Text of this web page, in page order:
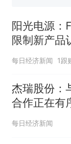
阳光电源：
限制新产品
获认证产品
每日经济新闻 1跟
杰瑞股份：
合作正在有
每日经济新闻